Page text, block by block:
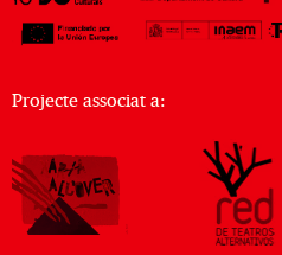
Projecte associat a: